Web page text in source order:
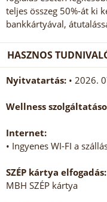
teljes összeg 50%-át ki
bankkártyával,
HASZNOS
Nyitvatartás: • 2026.
Wellness
Internet:
• Ingyenes WI-FI a
SZÉP kártya elfogadás:
MBH SZÉP kártya